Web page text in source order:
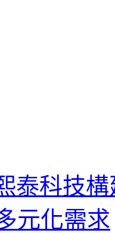
泰科技
元化需求